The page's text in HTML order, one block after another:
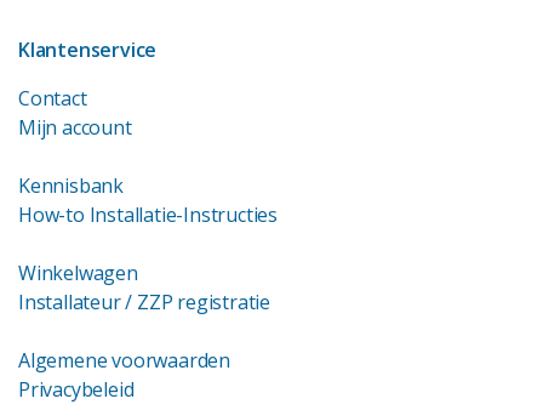
Klantenservice
Contact
Mijn account
Kennisbank
How-to Installatie-Instructies
Winkelwagen
Installateur / ZZP registratie
Algemene voorwaarden
Privacybeleid